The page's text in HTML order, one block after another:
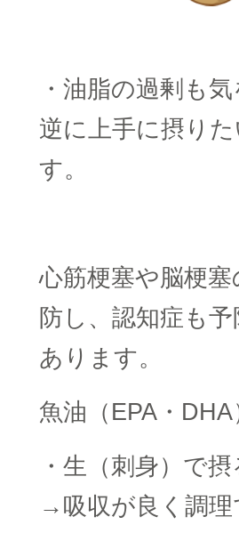
・油脂の過剰も
逆に上手に摂り
す。
心筋梗塞や脳梗
防し、認知症も
あります。
魚油（EPA・
・生（刺身）で摂
→吸収が良く調